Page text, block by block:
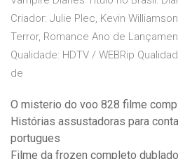
Criador: Julie Plec, Kevin
Terror, Romance Ano de
Qualidade: HDTV / WEBRip
de
O misterio do voo 828 filme
Histórias assustadoras para
portugues
Filme da frozen completo